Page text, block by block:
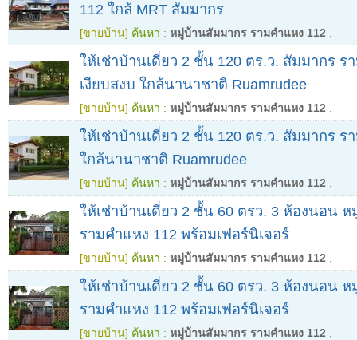
112 ใกล้ MRT สัมมากร
[ขายบ้าน] ค้นหา : หมู่บ้านสัมมากร รามคำแหง 112
ให้เช่าบ้านเดี่ยว 2 ชั้น 120 ตร.ว. สัมมากร ร
เงียบสงบ ใกล้นานาชาติ Ruamrudee
[ขายบ้าน] ค้นหา : หมู่บ้านสัมมากร รามคำแหง 112
ให้เช่าบ้านเดี่ยว 2 ชั้น 120 ตร.ว. สัมมากร ร
ใกล้นานาชาติ Ruamrudee
[ขายบ้าน] ค้นหา : หมู่บ้านสัมมากร รามคำแหง 112
ให้เช่าบ้านเดี่ยว 2 ชั้น 60 ตรว. 3 ห้องนอน
รามคำแหง 112 พร้อมเฟอร์นิเจอร์
[ขายบ้าน] ค้นหา : หมู่บ้านสัมมากร รามคำแหง 112
ให้เช่าบ้านเดี่ยว 2 ชั้น 60 ตรว. 3 ห้องนอน
รามคำแหง 112 พร้อมเฟอร์นิเจอร์
[ขายบ้าน] ค้นหา : หมู่บ้านสัมมากร รามคำแหง 112